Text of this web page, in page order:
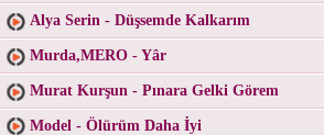
Alya Serin - Düşsemde Kalkarım
Murda,MERO - Yâr
Murat Kurşun - Pınara Gelki Görem
Model - Ölürüm Daha İyi